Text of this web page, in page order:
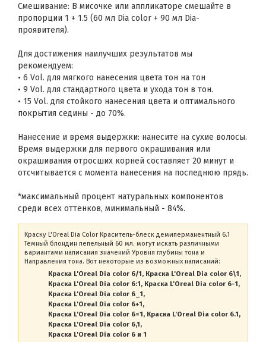
Смешивание: В мисочке или аппликаторе смешайте в
пропорции 1 + 1.5 (60 мл Dia color + 90 мл Dia-
проявителя).
Для достижения наилучших результатов мы
рекомендуем:
• 6 Vol. для мягкого нанесения цвета тон на тон
• 9 Vol. для стандартного цвета и ухода тон в тон.
• 15 Vol. для стойкого нанесения цвета и оптимального
покрытия седины - до 70%.
Нанесение и время выдержки: нанесите на сухие волосы.
Время выдержки для первого окрашивания или
окрашивания отросших корней составляет 20 минут и
отсчитывается с момента нанесения на последнюю прядь.
*максимальный процент натуральных компонентов
среди всех оттенков, минимальный - 84%.
Краску L'Oreal Dia Color Краситель-блеск демиперманентный 6.1
Темный блондин пепельный 60 мл. могут искать различными
вариантами написания значений Уровня глубины тона и
Направления тона. Вот некоторые из возможных написаний:
Краска L'Oreal Dia color 6/1
Краска L'Oreal Dia color 6\1
Краска L'Oreal Dia color 6:1
Краска L'Oreal Dia color 6-1
Краска L'Oreal Dia color 6_1
Краска L'Oreal Dia color 6+1
Краска L'Oreal Dia color 6=1
Краска L'Oreal Dia color 6.1
Краска L'Oreal Dia color 6,1
Краска L'Oreal Dia color 6 и 1